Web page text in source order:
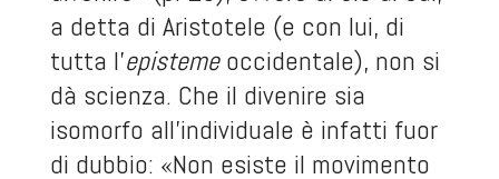
a detta di Aristotele (e con lui, di
tutta l’epistemeoccidentale), non si
dà scienza. Che il divenire sia
isomorfo all’individuale è infatti fuor
di dubbio: «Non esiste il movimento